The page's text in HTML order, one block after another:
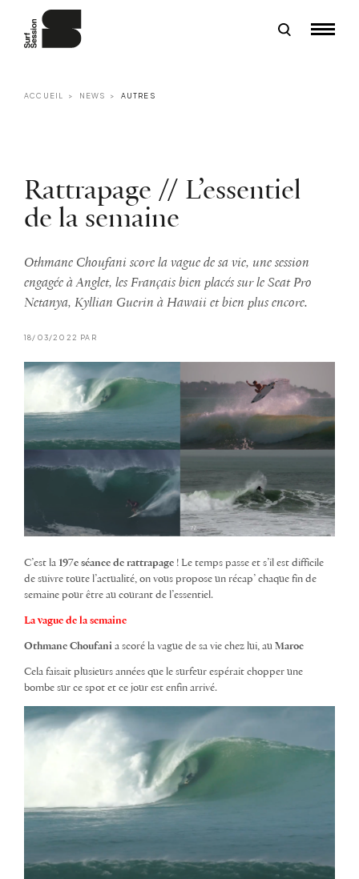
ACCUEIL NEWS AUTRES
Rattrapage // L’essentiel
de la semaine
Othmane Choufani score la vague de sa vie, une session
engagée à Anglet, les Français bien placés sur le Seat Pro
Netanya, Kyllian Guerin à Hawaii et bien plus encore.
18/03/2022 PAR
C’est la 197e séance de rattrapage ! Le temps passe et s’il est difficile
de suivre toute l’actualité, on vous propose un récap’ chaque fin de
semaine pour être au courant de l’essentiel.
La vague de la semaine
Othmane Choufani a scoré la vague de sa vie chez lui, au Maroc
Cela faisait plusieurs années que le surfeur espérait chopper une
bombe sur ce spot et ce jour est enfin arrivé.